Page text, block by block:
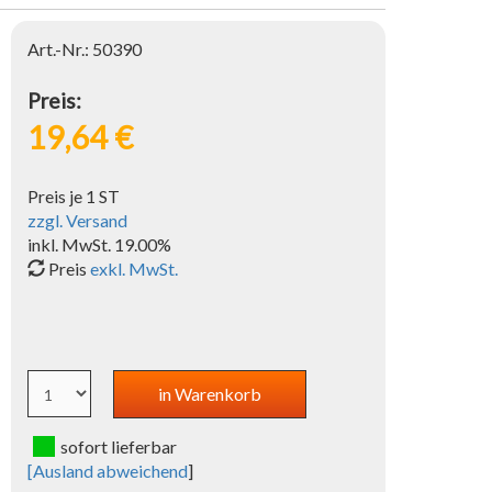
Art.-Nr.: 50390
Preis:
19,64 €
Preis je 1 ST
zzgl. Versand
inkl. MwSt. 19.00%
Preisexkl. MwSt.
sofort lieferbar
[Ausland abweichend]